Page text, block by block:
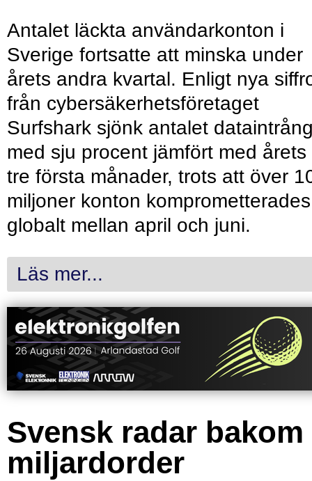
Antalet läckta användarkonton i
Sverige fortsatte att minska under
årets andra kvartal. Enligt nya
från cybersäkerhetsföretaget
Surfshark sjönk antalet
med sju procent jämfört med årets
tre första månader, trots att över
miljoner konton komprometterades
globalt mellan april och juni.
Läs mer...
Svensk radar bakom
miljardorder